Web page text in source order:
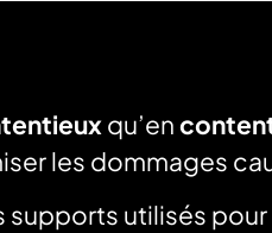
qu’en
les dommages
utilisés